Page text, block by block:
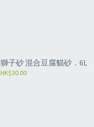
獅子砂 混合豆腐貓砂．6L
HK$30.00